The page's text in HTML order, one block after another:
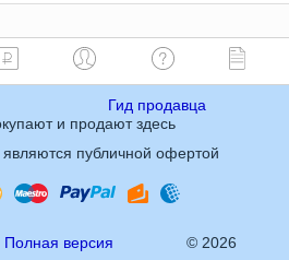
Гид продавца
и продают здесь
публичной офертой
Полная версия © 2026